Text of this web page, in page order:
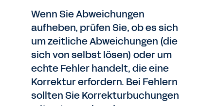
Wenn Sie Abweichungen
aufheben, prüfen Sie, ob es sich
um zeitliche Abweichungen (die
sich von selbst lösen) oder um
echte Fehler handelt, die eine
Korrektur erfordern. Bei Fehlern
sollten Sie Korrekturbuchungen